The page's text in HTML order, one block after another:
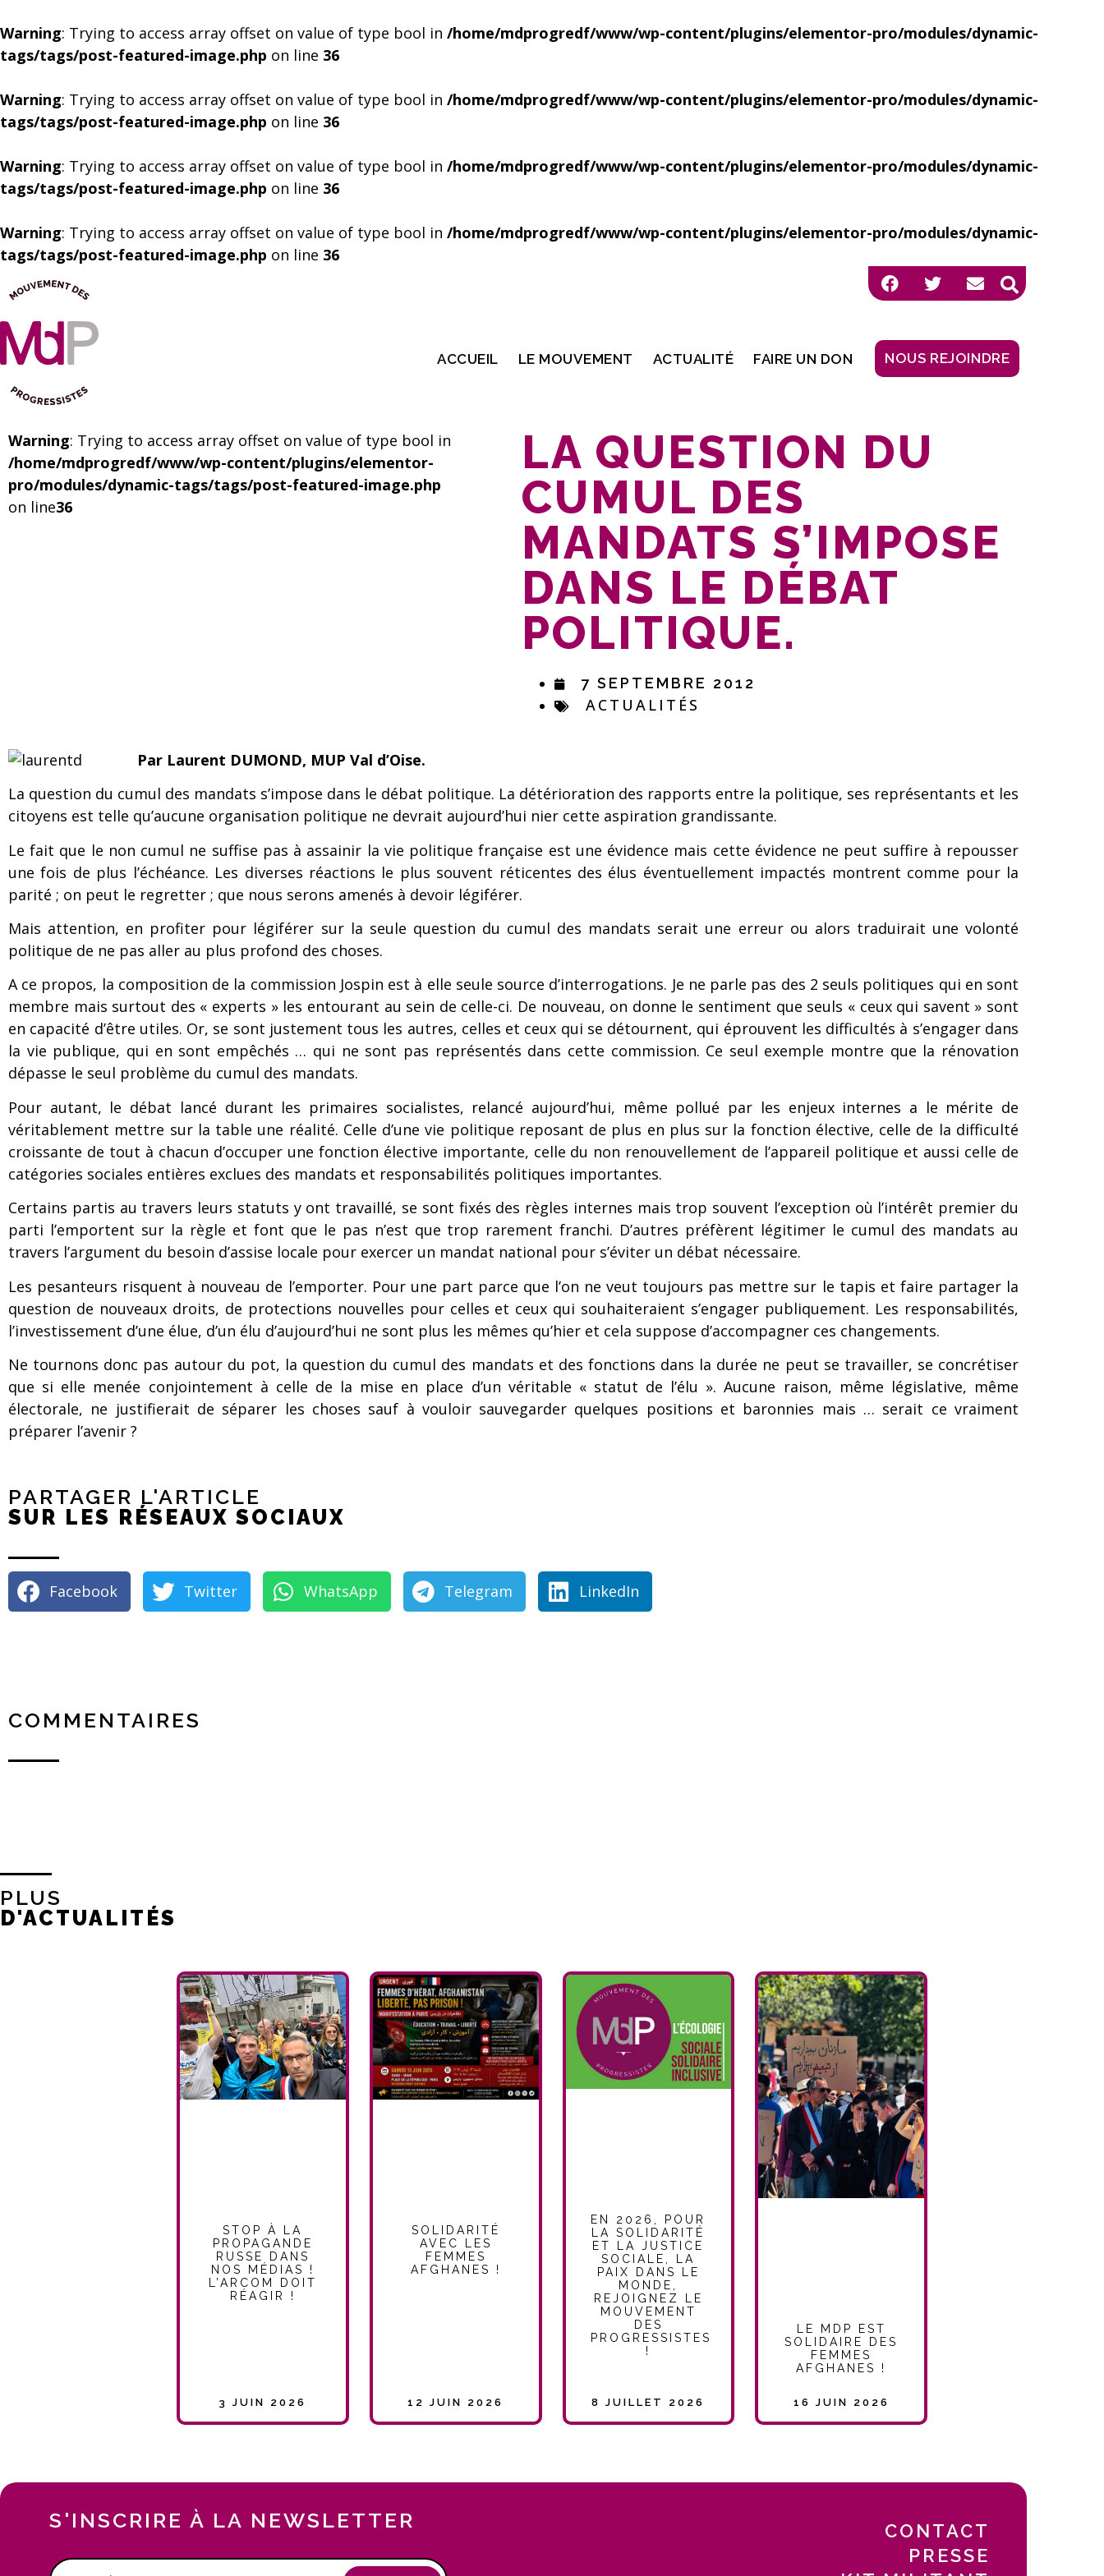
Warning: Trying to access array offset on value of type bool in /home/mdprogredf/www/wp-content/plugins/elementor-pro/modules/dynamic-
tags/tags/post-featured-image.php on line 36
Warning: Trying to access array offset on value of type bool in /home/mdprogredf/www/wp-content/plugins/elementor-pro/modules/dynamic-
tags/tags/post-featured-image.php on line 36
Warning: Trying to access array offset on value of type bool in /home/mdprogredf/www/wp-content/plugins/elementor-pro/modules/dynamic-
tags/tags/post-featured-image.php on line 36
Warning: Trying to access array offset on value of type bool in /home/mdprogredf/www/wp-content/plugins/elementor-pro/modules/dynamic-
tags/tags/post-featured-image.php on line 36
ACCUEIL LE MOUVEMENT ACTUALITÉ FAIRE UN DON NOUS REJOINDRE
Warning: Trying to access array offset on value of type bool in
/home/mdprogredf/www/wp-content/plugins/elementor-
pro/modules/dynamic-tags/tags/post-featured-image.php
on line36
LA QUESTION DU
CUMUL DES
MANDATS S’IMPOSE
DANS LE DÉBAT
POLITIQUE.
7 SEPTEMBRE 2012
ACTUALITÉS
Par Laurent DUMOND, MUP Val d’Oise.
La question du cumul des mandats s’impose dans le débat politique. La détérioration des rapports entre la politique, ses représentants et les
citoyens est telle qu’aucune organisation politique ne devrait aujourd’hui nier cette aspiration grandissante.
Le fait que le non cumul ne suffise pas à assainir la vie politique française est une évidence mais cette évidence ne peut suffire à repousser
une fois de plus l’échéance. Les diverses réactions le plus souvent réticentes des élus éventuellement impactés montrent comme pour la
parité ; on peut le regretter ; que nous serons amenés à devoir légiférer.
Mais attention, en profiter pour légiférer sur la seule question du cumul des mandats serait une erreur ou alors traduirait une volonté
politique de ne pas aller au plus profond des choses.
A ce propos, la composition de la commission Jospin est à elle seule source d’interrogations. Je ne parle pas des 2 seuls politiques qui en sont
membre mais surtout des « experts » les entourant au sein de celle-ci. De nouveau, on donne le sentiment que seuls « ceux qui savent » sont
en capacité d’être utiles. Or, se sont justement tous les autres, celles et ceux qui se détournent, qui éprouvent les difficultés à s’engager dans
la vie publique, qui en sont empêchés … qui ne sont pas représentés dans cette commission. Ce seul exemple montre que la rénovation
dépasse le seul problème du cumul des mandats.
Pour autant, le débat lancé durant les primaires socialistes, relancé aujourd’hui, même pollué par les enjeux internes a le mérite de
véritablement mettre sur la table une réalité. Celle d’une vie politique reposant de plus en plus sur la fonction élective, celle de la difficulté
croissante de tout à chacun d’occuper une fonction élective importante, celle du non renouvellement de l’appareil politique et aussi celle de
catégories sociales entières exclues des mandats et responsabilités politiques importantes.
Certains partis au travers leurs statuts y ont travaillé, se sont fixés des règles internes mais trop souvent l’exception où l’intérêt premier du
parti l’emportent sur la règle et font que le pas n’est que trop rarement franchi. D’autres préfèrent légitimer le cumul des mandats au
travers l’argument du besoin d’assise locale pour exercer un mandat national pour s’éviter un débat nécessaire.
Les pesanteurs risquent à nouveau de l’emporter. Pour une part parce que l’on ne veut toujours pas mettre sur le tapis et faire partager la
question de nouveaux droits, de protections nouvelles pour celles et ceux qui souhaiteraient s’engager publiquement. Les responsabilités,
l’investissement d’une élue, d’un élu d’aujourd’hui ne sont plus les mêmes qu’hier et cela suppose d’accompagner ces changements.
Ne tournons donc pas autour du pot, la question du cumul des mandats et des fonctions dans la durée ne peut se travailler, se concrétiser
que si elle menée conjointement à celle de la mise en place d’un véritable « statut de l’élu ». Aucune raison, même législative, même
électorale, ne justifierait de séparer les choses sauf à vouloir sauvegarder quelques positions et baronnies mais … serait ce vraiment
préparer l’avenir ?
PARTAGER L'ARTICLE
SUR LES RÉSEAUX SOCIAUX
Facebook Twitter WhatsApp Telegram LinkedIn
COMMENTAIRES
PLUS
D'ACTUALITÉS
STOP À LA
PROPAGANDE
RUSSE DANS
NOS MÉDIAS !
L’ARCOM DOIT
RÉAGIR !
3 JUIN 2026
SOLIDARITÉ
AVEC LES
FEMMES
AFGHANES !
12 JUIN 2026
EN 2026, POUR
LA SOLIDARITÉ
ET LA JUSTICE
SOCIALE, LA
PAIX DANS LE
MONDE,
REJOIGNEZ LE
MOUVEMENT
DES
PROGRESSISTES
!
8 JUILLET 2026
LE MDP EST
SOLIDAIRE DES
FEMMES
AFGHANES !
16 JUIN 2026
S'INSCRIRE À LA NEWSLETTER
CONTACT
PRESSE